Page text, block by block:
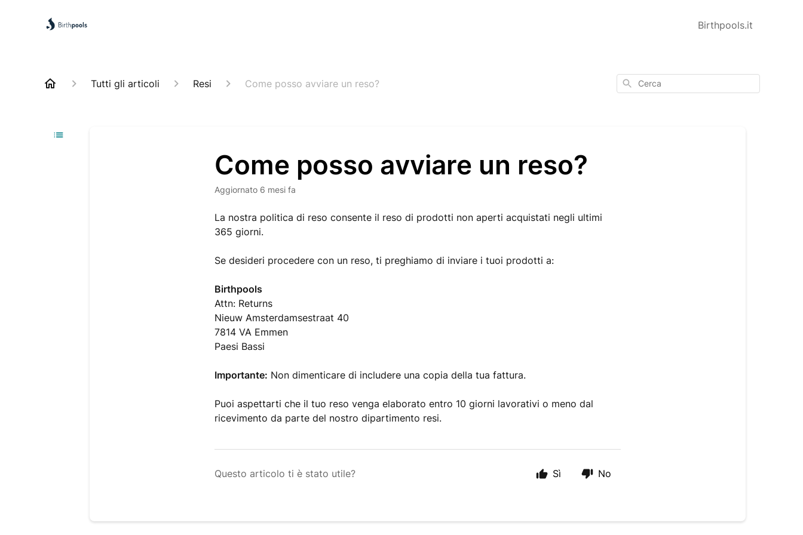
Birthpools.it
Tutti gli articoli Resi Come posso avviare un reso? Cerca
Come posso avviare un reso?
Aggiornato 6 mesi fa
La nostra politica di reso consente il reso di prodotti non aperti acquistati negli ultimi
365 giorni.
Se desideri procedere con un reso, ti preghiamo di inviare i tuoi prodotti a:
Birthpools
Attn: Returns
Nieuw Amsterdamsestraat 40
7814 VA Emmen
Paesi Bassi
Importante: Non dimenticare di includere una copia della tua fattura.
Puoi aspettarti che il tuo reso venga elaborato entro 10 giorni lavorativi o meno dal
ricevimento da parte del nostro dipartimento resi.
Questo articolo ti è stato utile? Sì No